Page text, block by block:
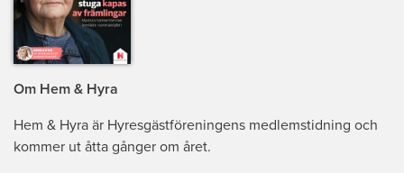
Om Hem & Hyra
Hem & Hyra är Hyresgästföreningens medlemstidning och
kommer ut åtta gånger om året.